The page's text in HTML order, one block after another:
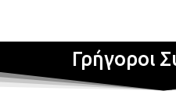
Γρήγοροι